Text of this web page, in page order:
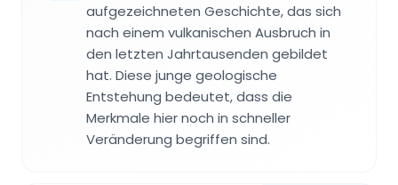
aufgezeichneten Geschichte, das sich
nach einem vulkanischen Ausbruch in
den letzten Jahrtausenden gebildet
hat. Diese junge geologische
Entstehung bedeutet, dass die
Merkmale hier noch in schneller
Veränderung begriffen sind.